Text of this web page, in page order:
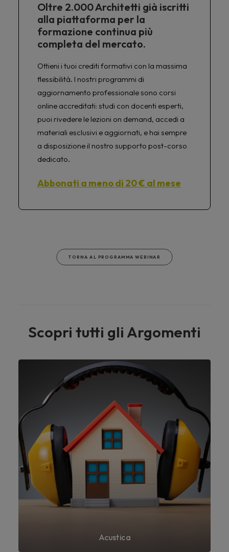
Oltre 2.000 Architetti già iscritti
alla piattaforma per la
formazione continua più
completa del mercato.
Ottieni i tuoi crediti formativi con la massima
flessibilità. I nostri programmi di
aggiornamento professionale sono corsi
online accreditati: studi con docenti esperti,
puoi rivedere le lezioni on demand, accedi a
materiali esclusivi e aggiornati, e hai sempre
a disposizione il nostro supporto post-corso
dedicato.
Abbonati a meno di 20 € al mese
TORNA AL PROGRAMMA WEBINAR
Scopri tutti gli Argomenti
Acustica